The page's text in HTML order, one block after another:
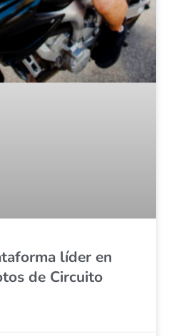
líder en
de Circuito